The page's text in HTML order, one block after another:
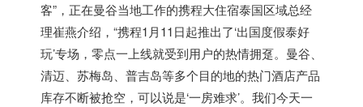
客”，正在曼谷当地工作的携程大住宿泰国区域总经
理崔燕介绍，“携程1月11日起推出了‘出国度假泰好
玩’专场，零点一上线就受到用户的热情拥趸。曼谷、
清迈、苏梅岛、普吉岛等多个目的地的热门酒店产品
库存不断被抢空，可以说是‘一房难求’。我们今天一